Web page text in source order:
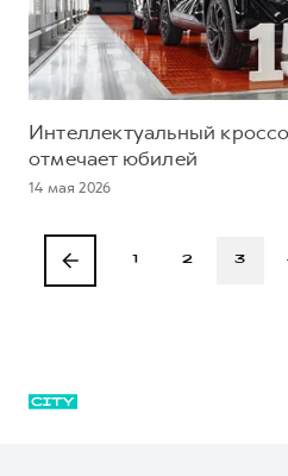
Интеллектуальный
отмечает юбилей
14 мая 2026
1 2 3